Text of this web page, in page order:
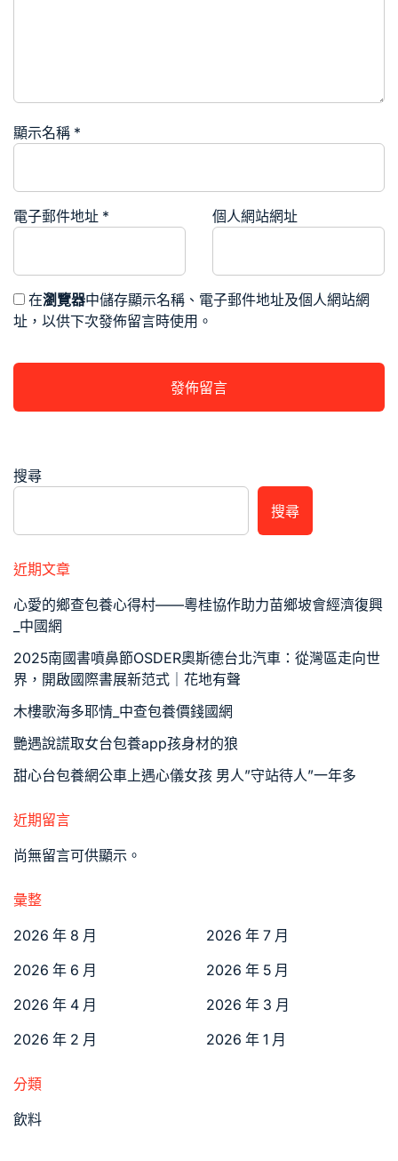
顯示名稱 *
電子郵件地址 * 個人網站網址
在瀏覽器中儲存顯示名稱、電子郵件地址及個人網站網
址，以供下次發佈留言時使用。
搜尋
搜尋
近期文章
心愛的鄉查包養心得村——粵桂協作助力苗鄉坡會經濟復興
_中國網
2025南國書噴鼻節OSDER奧斯德台北汽車：從灣區走向世
界，開啟國際書展新范式｜花地有聲
木樓歌海多耶情_中查包養價錢國網
艷遇說謊取女台包養app孩身材的狼
甜心台包養網公車上遇心儀女孩 男人”守站待人”一年多
近期留言
尚無留言可供顯示。
彙整
2026 年 8 月
2026 年 7 月
2026 年 6 月
2026 年 5 月
2026 年 4 月
2026 年 3 月
2026 年 2 月
2026 年 1 月
分類
飲料